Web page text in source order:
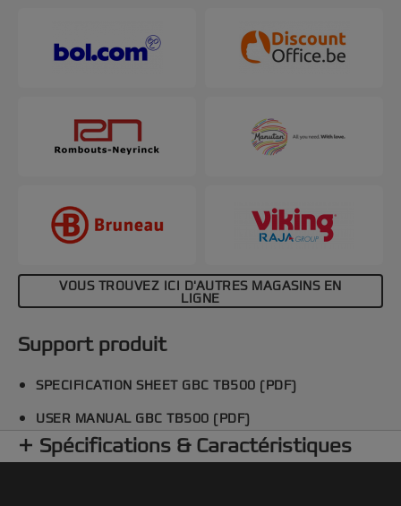
professionnels. Couleur argentée
VOUS TROUVEZ ICI D'AUTRES MAGASINS EN
LIGNE
Support produit
SPECIFICATION SHEET GBC TB500 (PDF)
USER MANUAL GBC TB500 (PDF)
Spécifications & Caractéristiques